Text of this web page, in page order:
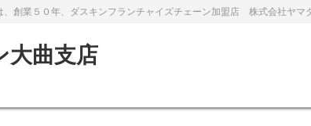
大曲支店
、創業５０年、ダスキンフランチャイズチェーン加盟店 株式会社ヤ